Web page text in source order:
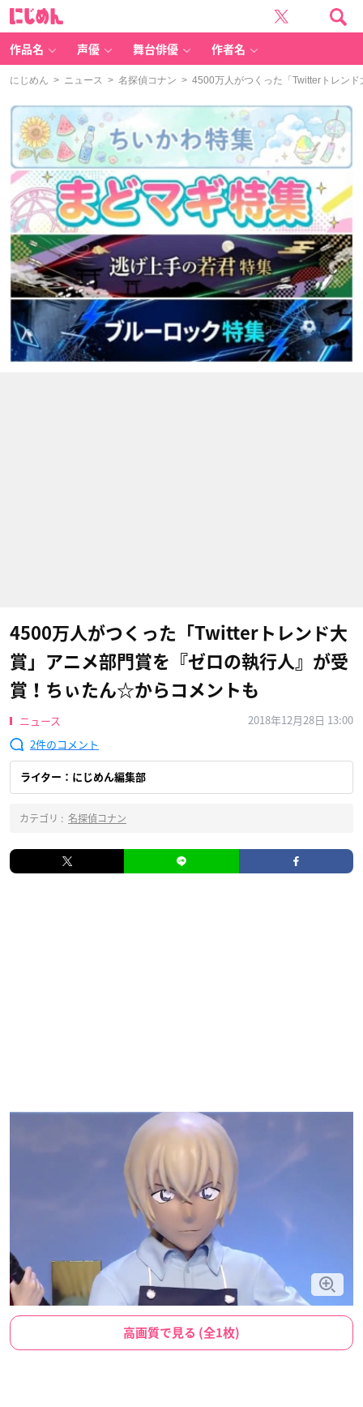
作品名 声優 舞台俳優 作者名
にじめん > ニュース > 名探偵コナン > 4500万人がつくった「Twitterトレン
4500万人がつくった「Twitterトレンド大
賞」アニメ部門賞を『ゼロの執行人』が受
賞！ちぃたん☆からコメントも
ニュース
2018年12月28日 13:00
2
ライター：にじめん編集部
カテゴリ : 名探偵コナン
高画質で見る (全1枚)